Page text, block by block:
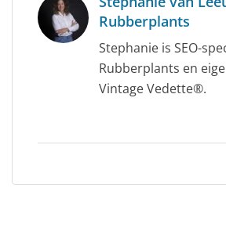
Rubberplants
Stephanie is SEO-
Rubberplants en
Vintage Vedette®.